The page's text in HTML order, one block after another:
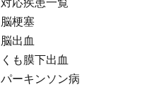
対応疾患一覧
脳梗塞
脳出血
くも膜下出血
パーキンソン病